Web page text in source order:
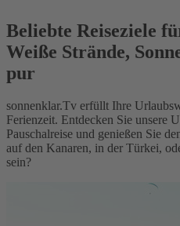
Beliebte Reiseziele
Weiße Strände,
pur
sonnenklar.Tv erfüllt Ihre
Ferienzeit. Entdecken Sie unsere
Pauschalreise und genießen Sie
auf den Kanaren, in der Türkei,
sein?